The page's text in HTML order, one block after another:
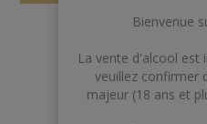
Bienvenue
La vente d'alcool est
veuillez confirmer
majeur (18 ans et